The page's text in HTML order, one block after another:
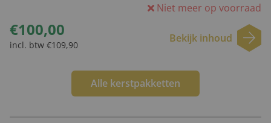
Niet meer op voorraad
€100,00
incl. btw €109,90
Bekijk inhoud
Alle kerstpakketten